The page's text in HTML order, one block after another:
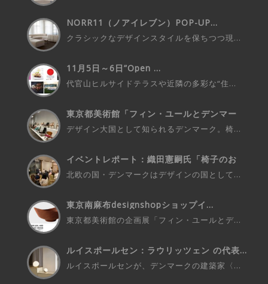
NORR11（ノアイレブン）POP-UP...
クラシックなデザインスタイルを保ちつつ現...
11月5日～6日”Open ...
代官山ヒルサイドテラスや近隣の多彩な“住...
東京都美術館「フィン・ユールとデンマー
デザイン大国として知られるデンマーク。椅...
イベントレポート：織田憲嗣氏「椅子のお
話...
北欧の国・デンマークはデザインの国として...
東京南麻布designshopショップイ...
東京都美術館の企画展「フィン・ユールとデ...
ルイスポールセン：ラウリッツェン の代表...
ルイスポールセンが、デンマークの建築家〈...